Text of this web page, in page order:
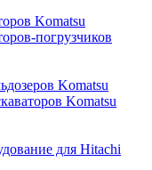
Komatsu
погрузчиков
Komatsu
Komatsu
для Hitachi